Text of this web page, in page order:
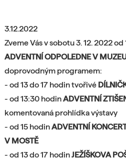
3.12.2022
Zveme Vás v sobotu 3. 12. 2022 od
ADVENTNÍ ODPOLEDNE V
doprovodným programem:
- od 13 do 17 hodin tvořivé
- od 13:30 hodinADVENTNÍ
komentovaná prohlídka výstavy
- od 15 hodinADVENTNÍ
V MOSTĚ
- od 13 do 17 hodinJEŽÍŠKOVA